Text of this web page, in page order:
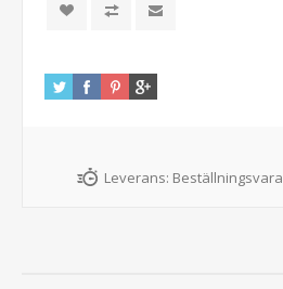
Leverans: Beställningsvara